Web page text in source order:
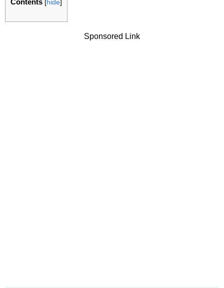
Contents [hide]
Sponsored Link